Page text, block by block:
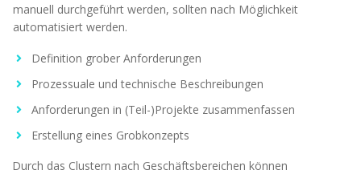
manuell durchgeführt werden, sollten nach Möglichkeit
automatisiert werden.
Definition grober Anforderungen
Prozessuale und technische Beschreibungen
Anforderungen in (Teil-)Projekte zusammenfassen
Erstellung eines Grobkonzepts
Durch das Clustern nach Geschäftsbereichen können